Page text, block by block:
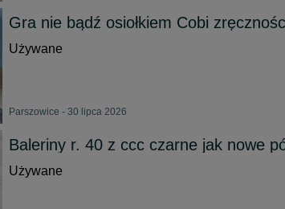
Gra nie bądź osiołkiem Cobi
Używane
Parszowice - 30 lipca 2026
Baleriny r. 40 z ccc czarne jak nowe
Używane